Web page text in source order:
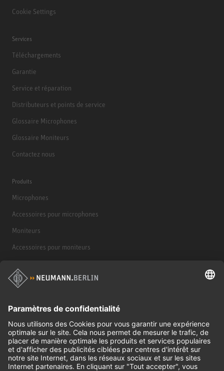
Cookie Settings
Services
Téléchargements
Garantie
Service et réparation
Distributeurs et points de service
Glossaire Microphones
Glossaire Moniteurs
Contactez nous
Produits
Microphones
Accessoires pour microphones
Moniteurs
Accessoires pour moniteurs
Produits historiques